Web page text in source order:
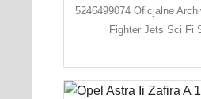
5246499074 Oficjalne
Fighter Jets Sci Fi